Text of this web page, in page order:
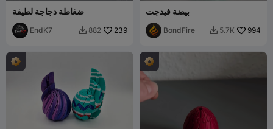
ضغاطة دجاجة لطيفة
EndK7  882 239
بيضة فيدجت
BondFire  5.7K 994